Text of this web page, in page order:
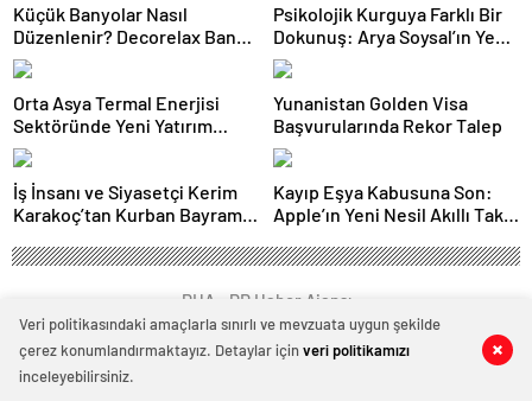
0 0
0 0
Küçük Banyolar Nasıl
Düzenlenir? Decorelax Banyo
Düzenleyiciler Neler?
Psikolojik Kurguya Farklı Bir
Dokunuş: Arya Soysal’ın Yeni
Romanı “Noksan Uyanış”
Okurla Buluştu
Orta Asya Termal Enerjisi
Sektöründe Yeni Yatırım
Dönemi Başlıyor: “Central
Asia Thermal Power 2026”
Forumu Astana’da
Düzenlenecek!
Yunanistan Golden Visa
Başvurularında Rekor Talep
İş İnsanı ve Siyasetçi Kerim
Karakoç’tan Kurban Bayramı
Kayıp Eşya Kabusuna Son:
Apple’ın Yeni Nesil Akıllı Takip
PHA - PR Haber Ajansı
Veri politikasındaki amaçlarla sınırlı ve mevzuata uygun şekilde
çerez konumlandırmaktayız. Detaylar içinveri politikamızı
inceleyebilirsiniz.